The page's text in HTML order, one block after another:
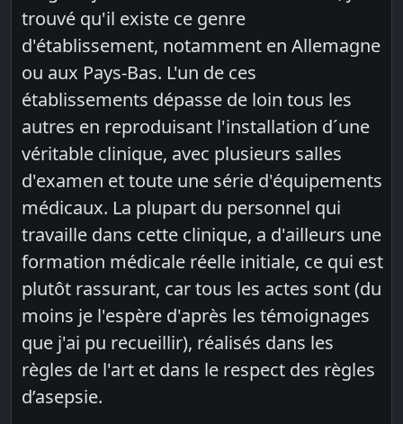
trouvé qu'il existe ce genre
d'établissement, notamment en Allemagne
ou aux Pays-Bas. L'un de ces
établissements dépasse de loin tous les
autres en reproduisant l'installation d´une
véritable clinique, avec plusieurs salles
d'examen et toute une série d'équipements
médicaux. La plupart du personnel qui
travaille dans cette clinique, a d'ailleurs une
formation médicale réelle initiale, ce qui est
plutôt rassurant, car tous les actes sont (du
moins je l'espère d'après les témoignages
que j'ai pu recueillir), réalisés dans les
règles de l'art et dans le respect des règles
d’asepsie.